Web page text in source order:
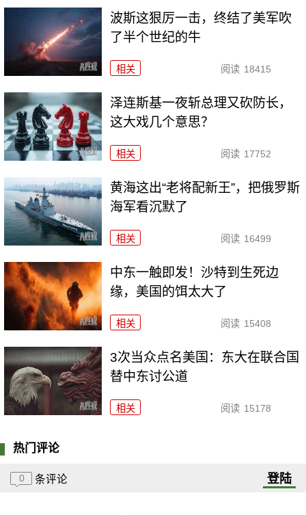
波斯这狠厉一击，终结了美军吹
了半个世纪的牛
相关 阅读 18415
泽连斯基一夜斩总理又砍防长，
这大戏几个意思？
相关 阅读 17752
黄海这出“老将配新王”，把俄罗斯
海军看沉默了
相关 阅读 16499
中东一触即发！沙特到生死边
缘，美国的饵太大了
相关 阅读 15408
3次当众点名美国：东大在联合国
替中东讨公道
相关 阅读 15178
热门评论
0 条评论 登陆